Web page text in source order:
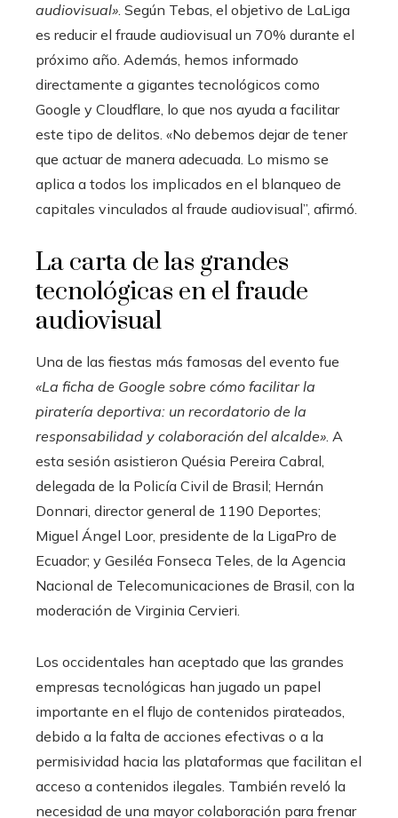
audiovisual». Según Tebas, el objetivo de LaLiga
es reducir el fraude audiovisual un 70% durante el
próximo año. Además, hemos informado
directamente a gigantes tecnológicos como
Google y Cloudflare, lo que nos ayuda a facilitar
este tipo de delitos. «No debemos dejar de tener
que actuar de manera adecuada. Lo mismo se
aplica a todos los implicados en el blanqueo de
capitales vinculados al fraude audiovisual”, afirmó.
La carta de las grandes
tecnológicas en el fraude
audiovisual
Una de las fiestas más famosas del evento fue
«La ficha de Google sobre cómo facilitar la
piratería deportiva: un recordatorio de la
responsabilidad y colaboración del alcalde». A
esta sesión asistieron Quésia Pereira Cabral,
delegada de la Policía Civil de Brasil; Hernán
Donnari, director general de 1190 Deportes;
Miguel Ángel Loor, presidente de la LigaPro de
Ecuador; y Gesiléa Fonseca Teles, de la Agencia
Nacional de Telecomunicaciones de Brasil, con la
moderación de Virginia Cervieri.
Los occidentales han aceptado que las grandes
empresas tecnológicas han jugado un papel
importante en el flujo de contenidos pirateados,
debido a la falta de acciones efectivas o a la
permisividad hacia las plataformas que facilitan el
acceso a contenidos ilegales. También reveló la
necesidad de una mayor colaboración para frenar